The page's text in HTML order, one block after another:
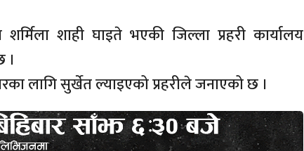
शाही घाइते भएकी जिल्ला प्रहरी कार्यालय
लागि सुर्खेत ल्याइएको प्रहरीले जनाएको छ ।